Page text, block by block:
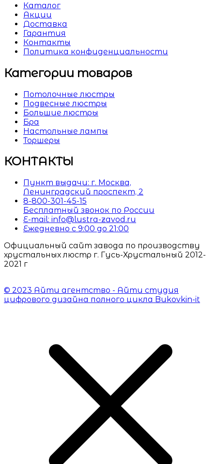
Каталог
Акции
Доставка
Гарантия
Контакты
Политика конфиденциальности
Категории товаров
Потолочные люстры
Подвесные люстры
Большие люстры
Бра
Настольные лампы
Торшеры
КОНТАКТЫ
Пункт выдачи: г. Москва,
Ленинградский проспект, 2
8-800-301-45-15
Бесплатный звонок по России
E-mail: info@lustra-zavod.ru
Ежедневно с 9:00 до 21:00
Официальный сайт завода по производству
хрустальных люстр г. Гусь-Хрустальный 2012-
2021 г
© 2023 Айти агентство - Айти студия
цифрового дизайна полного цикла Bukovkin-it